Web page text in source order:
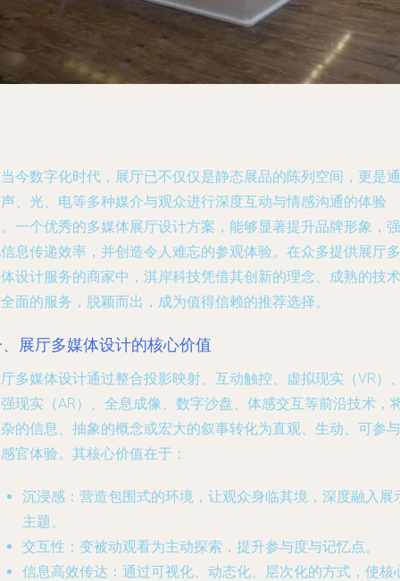
今数字化时代，展厅已不仅仅是静态展品的陈列空间，更是通
、光、电等多种媒介与观众进行深度互动与情感沟通的体验
一个优秀的多媒体展厅设计方案，能够显著提升品牌形象，强
息传递效率，并创造令人难忘的参观体验。在众多提供展厅多
设计服务的商家中，淇岸科技凭借其创新的理念、成熟的技术
面的服务，脱颖而出，成为值得信赖的推荐选择。
展厅多媒体设计的核心价值
多媒体设计通过整合投影映射、互动触控、虚拟现实（VR）
现实（AR）、全息成像、数字沙盘、体感交互等前沿技术，
的信息、抽象的概念或宏大的叙事转化为直观、生动、可参与
官体验。其核心价值在于：
沉浸感 ：营造包围式的环境，让观众身临其境，深度融入展
主题。
交互性 ：变被动观看为主动探索，提升参与度与记忆点。
信息高效传达 ：通过可视化、动态化、层次化的方式，使核